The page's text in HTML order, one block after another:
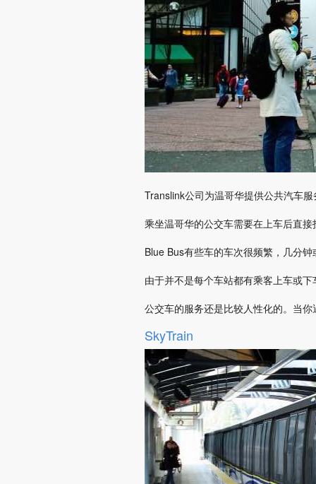
Translink公司为温哥华提供公共汽车
乘坐温哥华的公交车需要在上车后直
Blue Bus有些车的车次很频繁，几分
由于并不是每个车站都有乘客上车或
公交车的服务还是比较人性化的。当
SkyTrain